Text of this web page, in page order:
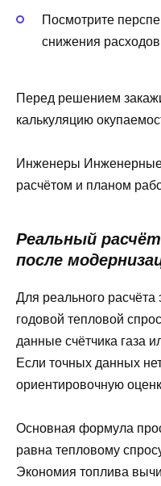
Посмотрите
снижения
Перед решением
калькуляцию
Инженеры Инженерные
расчётом и планом
Реальный
после
Для реального
годовой тепловой
данные счётчика газа
Если точных данных
ориентировочную
Основная формула
равна тепловому
Экономия топлива